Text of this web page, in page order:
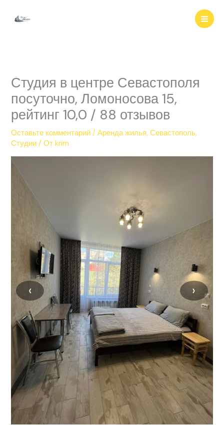
Студия в центре Севастополя
посуточно, Ломоносова 15,
рейтинг 10,0 / 88 отзывов
Оставьте комментарий /Аренда жилья,Севастополь,
Студии / Отkrim
‹ ›